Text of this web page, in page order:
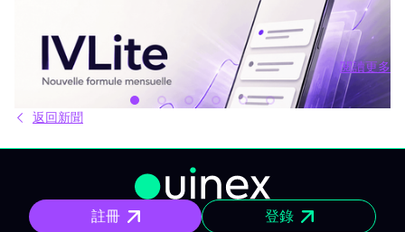
IVLite：IVT 精華推播通知，每月僅需 29 歐元 簡明的投資方案、行
情簡報和回顧，直接傳送到你的手機和電腦，無其他額外內容。 問
題不是資訊不夠，而是太多。每天市場上有太多分析、互有矛盾的
觀點與訊號交錯。結果就是你不斷拖延，說「稍後再看」，最後只
能被動應對市場，而非主動掌握。 IVLite就是基於這種狀況誕生
的。單一簡單的方案，每月 29 歐元，只給你最重要的內容：IVT 精
華推播。 IVLite 究竟是什麼？ IVLite 就是獲得 IVT 推播通知的權
限。純粹內容，無多無少。 具體來說，你能在手機與電腦收到 IVT
訊、閱讀後，立即知道該注意什麼、關注理由為何。無須在資訊流
裏擔心雜亂、沒有多餘填充內容。 專門為想積極投資，但有工作、
有生活、沒辦法一整天盯著屏幕的人設計。 你會收到什麼？ 精準的
市場訊息 明確情境與重要點位，讓你一眼聚焦，不會分心。 明確規
劃 操作架構預先設好：需關注區域、預設劇本與失效臨界點。市場
閱讀更多
閱讀
返回新聞
註冊 登錄